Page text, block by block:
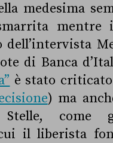
medesima
dell’intervista
di Banca
è stato
) ma
come
il liberista